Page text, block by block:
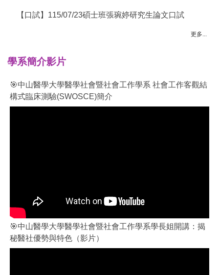
【口試】115/07/23碩士班張琬婷研究生論文口試
更多...
學系簡介影片
🎯中山醫學大學醫學社會暨社會工作學系 社會工作客觀結
構式臨床測驗(SWOSCE)簡介
🎯中山醫學大學醫學社會暨社會工作學系學長姐開講：揭
秘醫社優勢與特色（影片）